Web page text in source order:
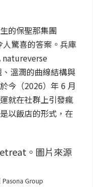
的保聖那集團
人驚喜的答案。兵庫
natureverse
溫潤的曲線結構與
今（2026）年 6 月
就在社群上引發瘋
以飯店的形式，在
Pasona Group